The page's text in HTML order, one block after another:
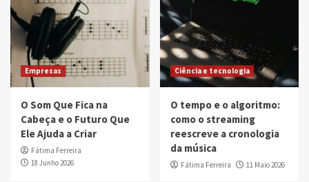
Empresas
O Som Que Fica na
Cabeça e o Futuro Que
Ele Ajuda a Criar
Fátima Ferreira
18 Junho 2026
Ciência e tecnologia
O tempo e o algoritmo:
como o streaming
reescreve a cronologia
da música
Fátima Ferreira 11 Maio 2026